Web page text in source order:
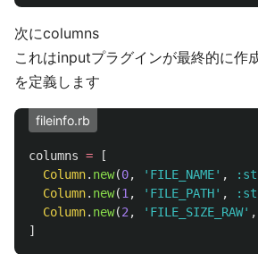
次にcolumns
これはinputプラグインが最終的に作
を定義します
fileinfo.rb
columns =
[
Column. new(0, 'FILE_NAME' ,
Column. new(1 , 'FILE_PATH' ,
Column. new(2 , 'FILE_SIZE_RAW' ,
]